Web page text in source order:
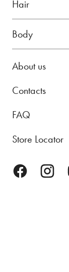
Hair
Body
About us
Contacts
FAQ
Store Locator